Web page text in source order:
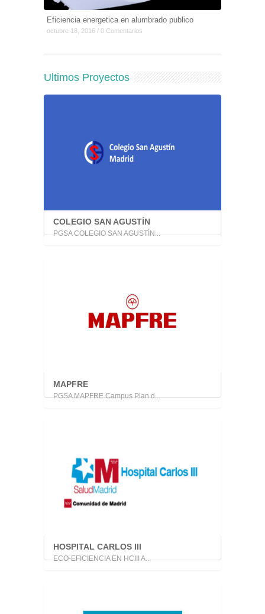
Eficiencia energetica en alumbrado publico
octubre 18, 2016 / 0 Comentarios
Ultimos Proyectos
COLEGIO SAN AGUSTÍN
PGSA COLEGIO SAN AGUSTÍN...
MAPFRE
PGSA MAPFRE Campus Plan d...
HOSPITAL CARLOS III
ECO-EFICIENCIA EN HCIII A...